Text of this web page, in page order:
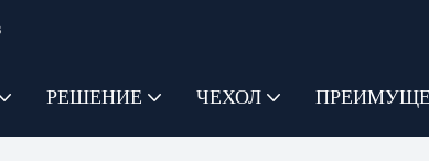
РЕШЕНИЕ ЧЕХОЛ